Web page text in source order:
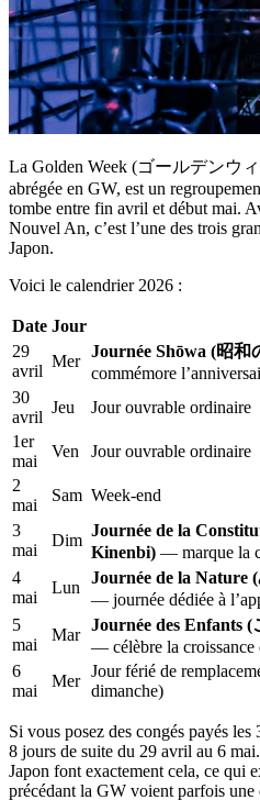
La Golden Week (ゴールデンウ
abrégée en GW, est un
tombe entre fin avril et début mai.
Nouvel An, c’est l’une des trois
Japon.
Voici le calendrier 2026 :
Date Jour
29
avril
Mer
Journée Shōwa (昭和
commémore
30
avril
Jeu
Jour ouvrable ordinaire
1er
mai
Ven
Jour ouvrable ordinaire
2
mai
Sam Week-end
3
mai
Dim
Journée de la
Kinenbi) — marque la
4
mai
Lun
Journée de la Nature
— journée dédiée à
5
mai
Mar
Journée des Enfants
— célèbre la croissance
6
mai
Mer
Jour férié de
dimanche)
Si vous posez des congés payés
8 jours de suite du 29 avril au 6
Japon font exactement cela, ce qui
précédant la GW voient parfois une